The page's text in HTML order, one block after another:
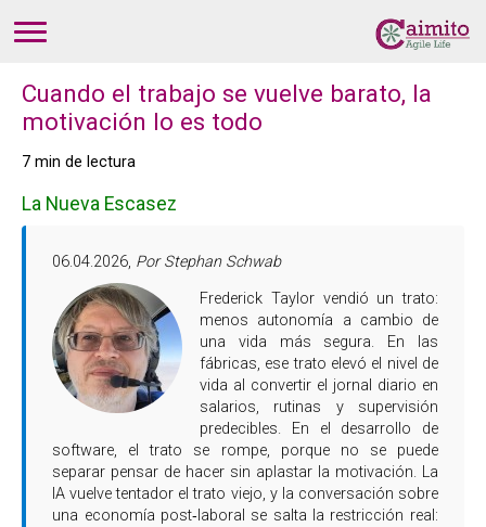
Cuando el trabajo se vuelve barato, la
motivación lo es todo
7 min de lectura
La Nueva Escasez
06.04.2026, Por Stephan Schwab
Frederick Taylor vendió un trato:
menos autonomía a cambio de
una vida más segura. En las
fábricas, ese trato elevó el nivel de
vida al convertir el jornal diario en
salarios, rutinas y supervisión
predecibles. En el desarrollo de
software, el trato se rompe, porque no se puede
separar pensar de hacer sin aplastar la motivación. La
IA vuelve tentador el trato viejo, y la conversación sobre
una economía post‑laboral se salta la restricción real: